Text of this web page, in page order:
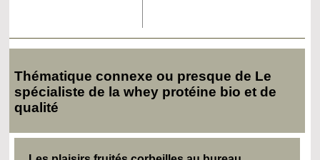
Thématique connexe ou presque de Le
spécialiste de la whey protéine bio et de
qualité